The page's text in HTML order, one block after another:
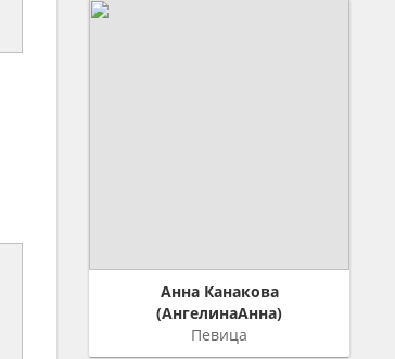
Анна Канакова
(АнгелинаАнна)
Певица